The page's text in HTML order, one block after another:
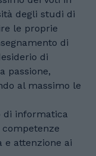
degli studi di
le proprie
di
di
passione,
al massimo le
di informatica
e attenzione ai